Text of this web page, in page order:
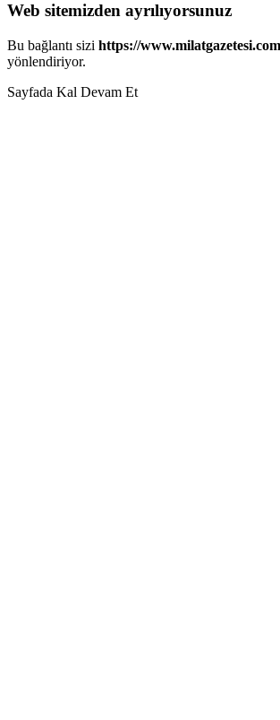
Web sitemizden ayrılıyorsunuz
Bu bağlantı sizi https://www.milatgazetesi.com
yönlendiriyor.
Sayfada Kal Devam Et